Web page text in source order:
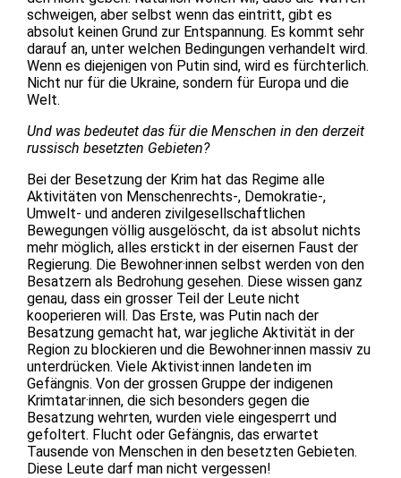
schweigen, aber selbst wenn das eintritt, gibt es
absolut keinen Grund zur Entspannung. Es kommt sehr
darauf an, unter welchen Bedingungen verhandelt wird.
Wenn es diejenigen von Putin sind, wird es fürchterlich.
Nicht nur für die Ukraine, sondern für Europa und die
Welt.
Und was bedeutet das für die Menschen in den derzeit
russisch besetzten Gebieten?
Bei der Besetzung der Krim hat das Regime alle
Aktivitäten von Menschenrechts-, Demokratie-,
Umwelt- und anderen zivilgesellschaftlichen
Bewegungen völlig ausgelöscht, da ist absolut nichts
mehr möglich, alles erstickt in der eisernen Faust der
Regierung. Die Bewohner·innen selbst werden von den
Besatzern als Bedrohung gesehen. Diese wissen ganz
genau, dass ein grosser Teil der Leute nicht
kooperieren will. Das Erste, was Putin nach der
Besatzung gemacht hat, war jegliche Aktivität in der
Region zu blockieren und die Bewohner·innen massiv zu
unterdrücken. Viele Aktivist·innen landeten im
Gefängnis. Von der grossen Gruppe der indigenen
Krimtatar·innen, die sich besonders gegen die
Besatzung wehrten, wurden viele eingesperrt und
gefoltert. Flucht oder Gefängnis, das erwartet
Tausende von Menschen in den besetzten Gebieten.
Diese Leute darf man nicht vergessen!